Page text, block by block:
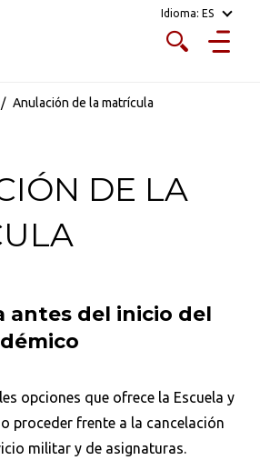
Idioma: ES
Anulación de la matrícula
DE LA
antes del inicio del
opciones que ofrece la Escuela y
proceder frente a la cancelación
militar y de asignaturas.